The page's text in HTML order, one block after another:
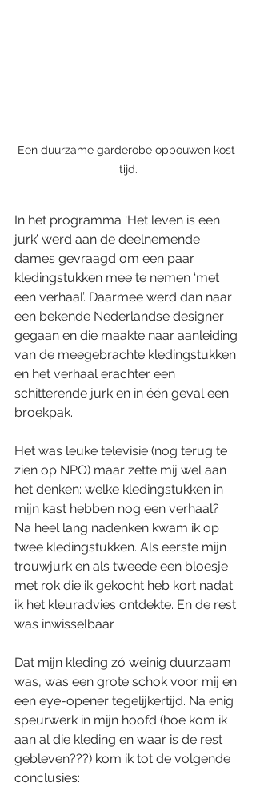
Een duurzame garderobe opbouwen kost
tijd.
In het programma ‘Het leven is een
jurk’ werd aan de deelnemende
dames gevraagd om een paar
kledingstukken mee te nemen ‘met
een verhaal’. Daarmee werd dan naar
een bekende Nederlandse designer
gegaan en die maakte naar aanleiding
van de meegebrachte kledingstukken
en het verhaal erachter een
schitterende jurk en in één geval een
broekpak.
Het was leuke televisie (nog terug te
zien op NPO) maar zette mij wel aan
het denken: welke kledingstukken in
mijn kast hebben nog een verhaal?
Na heel lang nadenken kwam ik op
twee kledingstukken. Als eerste mijn
trouwjurk en als tweede een bloesje
met rok die ik gekocht heb kort nadat
ik het kleuradvies ontdekte. En de rest
was inwisselbaar.
Dat mijn kleding zó weinig duurzaam
was, was een grote schok voor mij en
een eye-opener tegelijkertijd. Na enig
speurwerk in mijn hoofd (hoe kom ik
aan al die kleding en waar is de rest
gebleven???) kom ik tot de volgende
conclusies: